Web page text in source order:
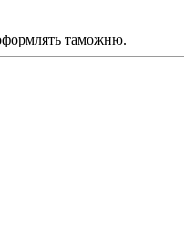
таможню.